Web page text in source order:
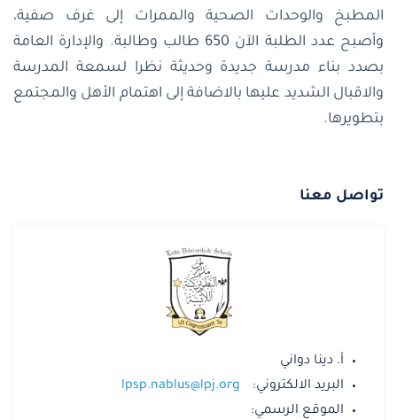
المطبخ والوحدات الصحية والممرات إلى غرف صفية،
وأصبح عدد الطلبة الآن 650 طالب وطالبة. والإدارة العامة
بصدد بناء مدرسة جديدة وحديثة نظرا لسمعة المدرسة
والاقبال الشديد عليها بالاضافة إلى اهتمام الأهل والمجتمع
بتطويرها.
تواصل معنا
أ. دينا دواني
البريد الالكتروني:
lpsp.nablus@lpj.org
الموقع الرسمي: